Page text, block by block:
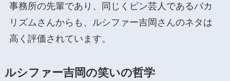
事務所の先輩であり、同じくピン芸人であるバカ
リズムさんからも、ルシファー吉岡さんのネタは
高く評価されています。
ルシファー吉岡の笑いの哲学